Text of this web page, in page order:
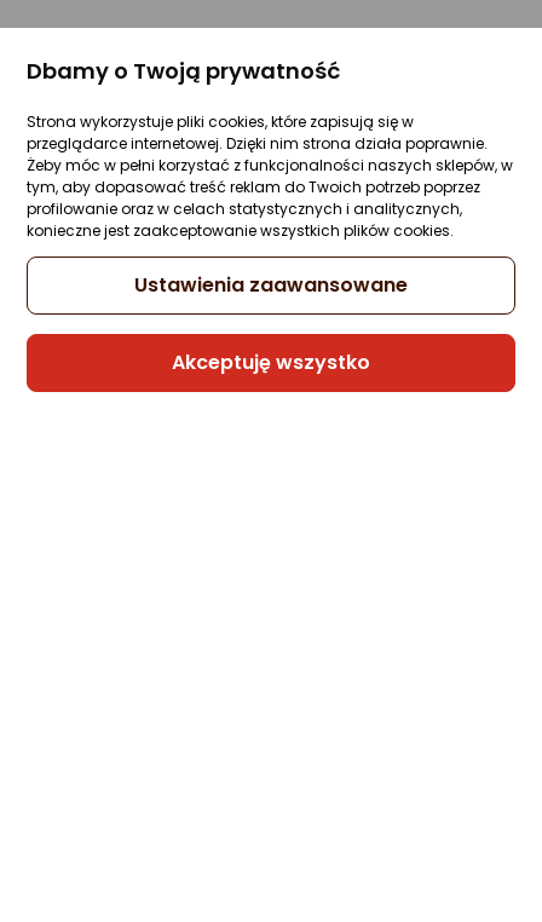
Dbamy o Twoją prywatność
Strona wykorzystuje pliki cookies, które zapisują się w
przeglądarce internetowej. Dzięki nim strona działa poprawnie.
Żeby móc w pełni korzystać z funkcjonalności naszych sklepów, w
tym, aby dopasować treść reklam do Twoich potrzeb poprzez
profilowanie oraz w celach statystycznych i analitycznych,
konieczne jest zaakceptowanie wszystkich plików cookies.
Ustawienia zaawansowane
Akceptuję wszystko